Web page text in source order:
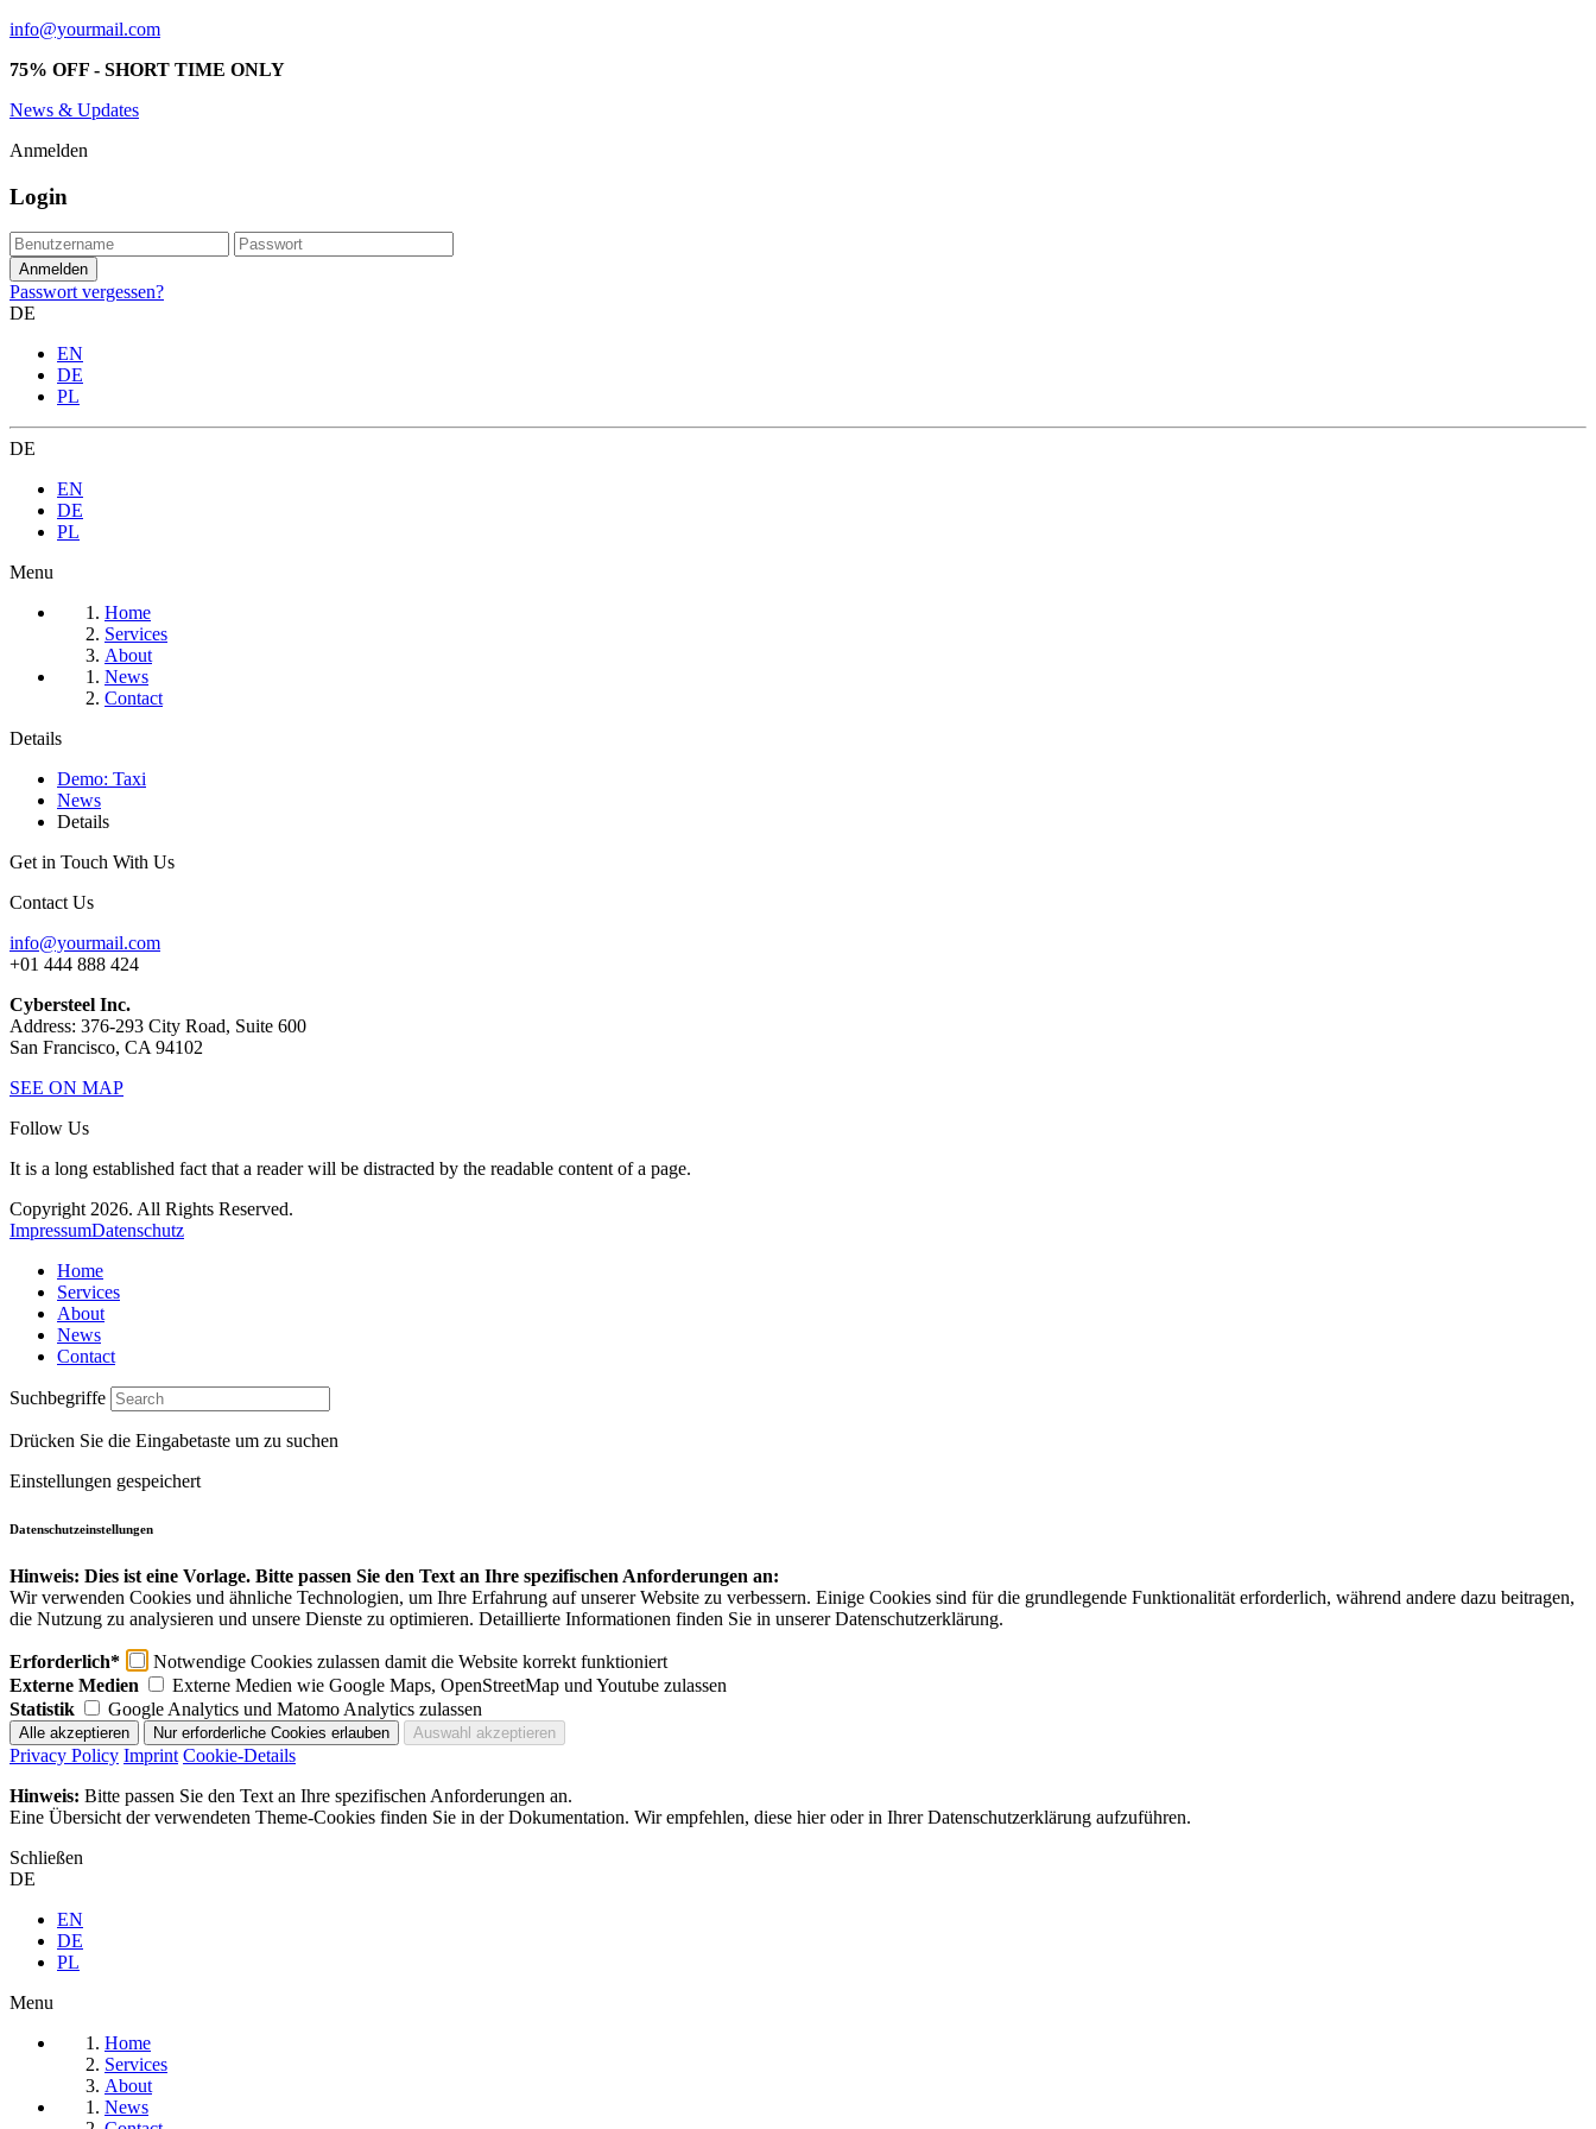
info@yourmail.com
75% OFF - SHORT TIME ONLY
News & Updates
Anmelden
Login
Passwort vergessen?
DE
EN
DE
PL
DE
EN
DE
PL
Menu
Home
Services
About
News
Contact
Details
Demo: Taxi
News
Details
Get in Touch With Us
Contact Us
info@yourmail.com
+01 444 888 424
Cybersteel Inc.
Address: 376-293 City Road, Suite 600
San Francisco, CA 94102
SEE ON MAP
Follow Us
It is a long established fact that a reader will be distracted by the readable content of a page.
Copyright 2026. All Rights Reserved.
ImpressumDatenschutz
Home
Services
About
News
Contact
Suchbegriffe
Drücken Sie die Eingabetaste um zu suchen
Einstellungen gespeichert
Datenschutzeinstellungen
Hinweis: Dies ist eine Vorlage. Bitte passen Sie den Text an Ihre spezifischen Anforderungen an:
Wir verwenden Cookies und ähnliche Technologien, um Ihre Erfahrung auf unserer Website zu verbessern. Einige Cookies sind für die grundlegende Funktionalität erforderlich, während andere dazu beitragen,
die Nutzung zu analysieren und unsere Dienste zu optimieren. Detaillierte Informationen finden Sie in unserer Datenschutzerklärung.
Erforderlich*
Notwendige Cookies zulassen damit die Website korrekt funktioniert
Externe Medien
Externe Medien wie Google Maps, OpenStreetMap und Youtube zulassen
Statistik
Google Analytics und Matomo Analytics zulassen
Privacy Policy Imprint Cookie-Details
Hinweis: Bitte passen Sie den Text an Ihre spezifischen Anforderungen an.
Eine Übersicht der verwendeten Theme-Cookies finden Sie in der Dokumentation. Wir empfehlen, diese hier oder in Ihrer Datenschutzerklärung aufzuführen.
Schließen
DE
EN
DE
PL
Menu
Home
Services
About
News